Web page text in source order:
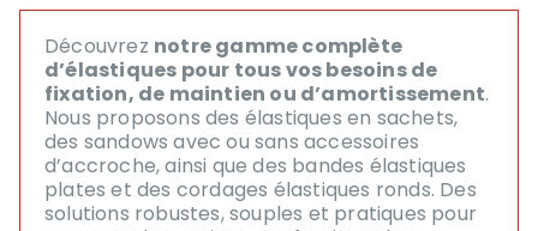
Découvrez notre gamme complète
d’élastiques pour tous vos besoins de
fixation, de maintien ou d’amortissement.
Nous proposons des élastiques en sachets,
des sandows avec ou sans accessoires
d’accroche, ainsi que des bandes élastiques
plates et des cordages élastiques ronds. Des
solutions robustes, souples et pratiques pour